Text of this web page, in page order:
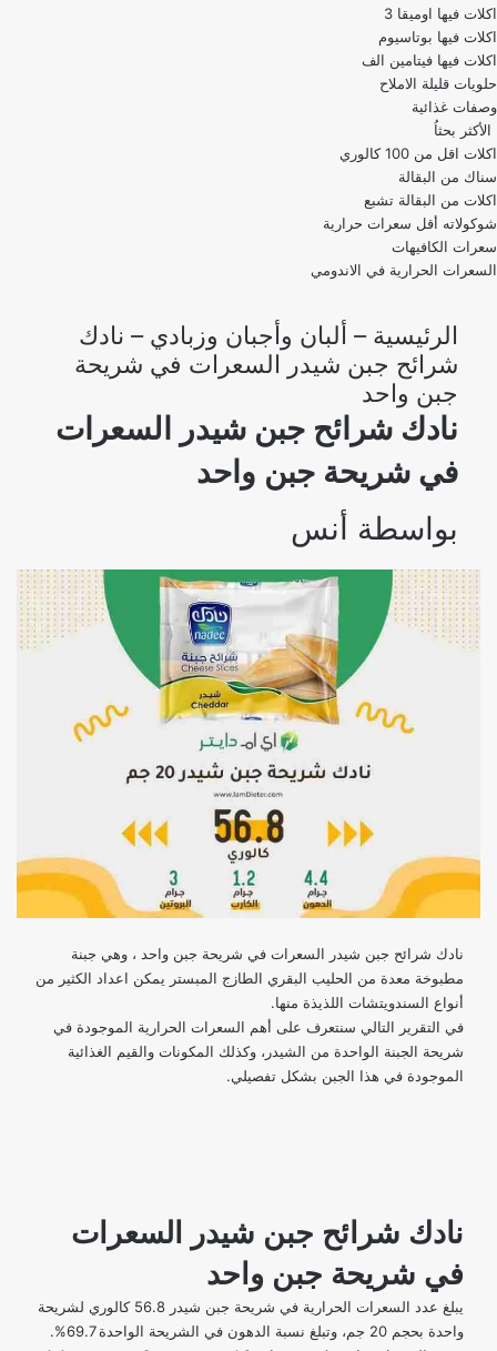
اكلات فيها اوميقا 3
اكلات فيها بوتاسيوم
اكلات فيها فيتامين الف
حلويات قليلة الاملاح
وصفات غذائية
الأكثر بحثاُ
اكلات اقل من 100 كالوري
اكلات من البقالة تشبع
شوكولاته أقل سعرات حرارية
سعرات الكافيهات
السعرات الحرارية في الاندومي
الرئيسية – ألبان وأجبان وزبادي – نادك
شرائح جبن شيدر السعرات في شريحة
جبن واحد
نادك شرائح جبن شيدر السعرات
في شريحة جبن واحد
بواسطة أنس
نادك شرائح جبن شيدر السعرات في شريحة جبن واحد ، وهي جبنة
مطبوخة معدة من الحليب البقري الطازج المبستر يمكن اعداد الكثير من
أنواع السندويتشات اللذيذة منها.
في التقرير التالي سنتعرف على أهم السعرات الحرارية الموجودة في
شريحة الجبنة الواحدة من الشيدر، وكذلك المكونات والقيم الغذائية
الموجودة في هذا الجبن بشكل تفصيلي.
نادك شرائح جبن شيدر السعرات
في شريحة جبن واحد
يبلغ عدد السعرات الحرارية في شريحة جبن شيدر 56.8 كالوري لشريحة
واحدة بحجم 20 جم، وتبلغ نسبة الدهون في الشريحة الواحدة 69.7%.